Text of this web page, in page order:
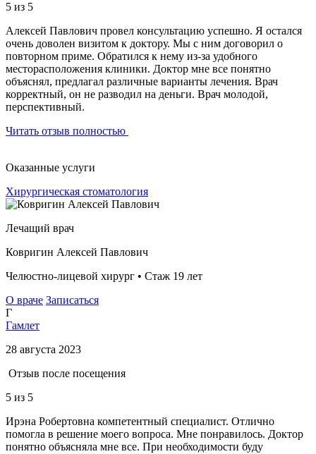
5 из 5
Алексей Павлович провел консультацию успешно. Я остался
очень доволен визитом к доктору. Мы с ним договорил о
повторном приме. Обратился к нему из-за удобного
месторасположения клиники. Доктор мне все понятно
объяснял, предлагал различные варианты лечения. Врач
корректный, он не разводил на деньги. Врач молодой,
перспективный.
Читать отзыв полностью
Оказанные услуги
Хирургическая стоматология
Лечащий врач
Ковригин Алексей Павлович
Челюстно-лицевой хирург • Стаж 19 лет
О враче Записаться
Г
Гамлет
28 августа 2023
Отзыв после посещения
5 из 5
Ирэна Робертовна компетентный специалист. Отлично
помогла в решение моего вопроса. Мне понравилось. Доктор
понятно объясняла мне все. При необходимости буду